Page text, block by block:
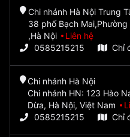
Chi nhánh Hà Nội Trung
38 phố Bạch
,Hà Nội
Liên hệ
0585215215
Chỉ
Chi nhánh Hà Nội
Chi nhánh HN: 123 Hào
Dừa, Hà Nội, Việt Nam
0585215215
Chỉ